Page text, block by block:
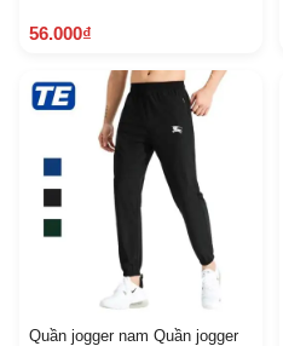
56.000₫
Quần jogger nam Quần jogger